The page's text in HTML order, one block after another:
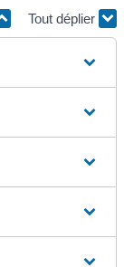
Tout déplier